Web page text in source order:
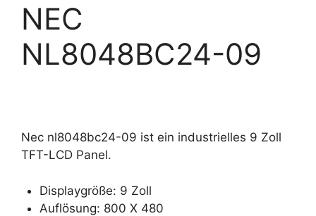
NEC
NL8048BC24-09
Nec nl8048bc24-09 ist ein industrielles 9 Zoll
TFT-LCD Panel.
Displaygröße: 9 Zoll
Auflösung: 800 X 480